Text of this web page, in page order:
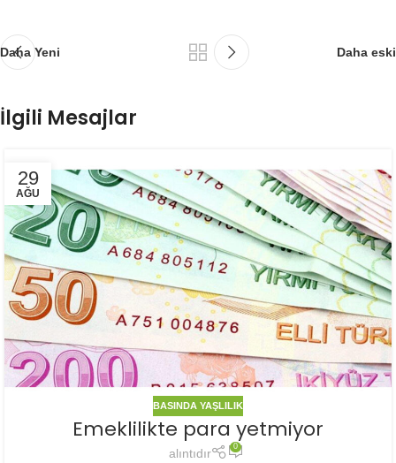
Daha Yeni Daha eski
İlgili Mesajlar
29
AĞU
BASINDA YAŞLILIK
Emeklilikte para yetmiyor
alıntıdır 0